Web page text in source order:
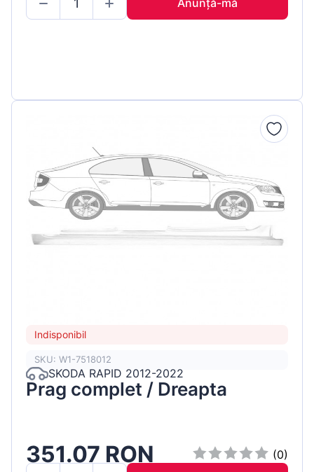
Anunță-mă
Indisponibil
SKU: W1-7518012
SKODA RAPID 2012-2022
Prag complet / Dreapta
351.07 RON
(0)